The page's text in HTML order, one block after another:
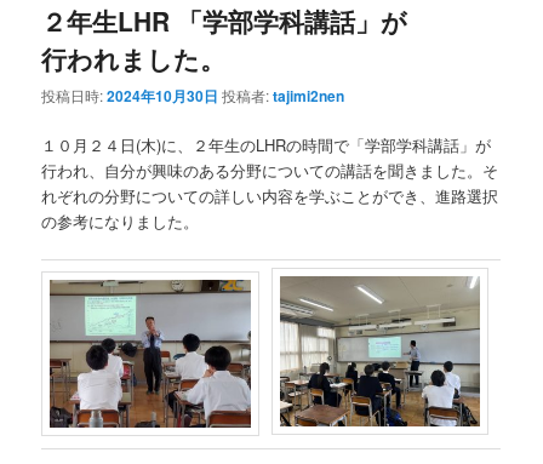
２年生LHR 「学部学科講話」が
行われました。
投稿日時:2024年10月30日 投稿者:tajimi2nen
１０月２４日(木)に、２年生のLHRの時間で「学部学科講話」が
行われ、自分が興味のある分野についての講話を聞きました。そ
れぞれの分野についての詳しい内容を学ぶことができ、進路選択
の参考になりました。